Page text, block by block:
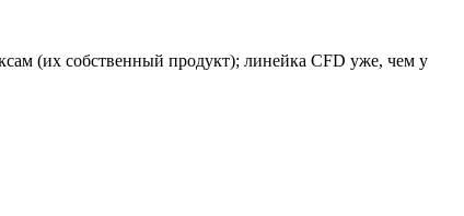
(их собственный продукт); линейка CFD уже, чем у